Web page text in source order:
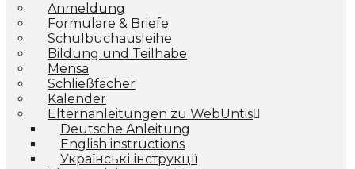
Anmeldung
Formulare & Briefe
Schulbuchausleihe
Bildung und Teilhabe
Mensa
Schließfächer
Kalender
Elternanleitungen zu WebUntis
Deutsche Anleitung
English instructions
Українські інструкції